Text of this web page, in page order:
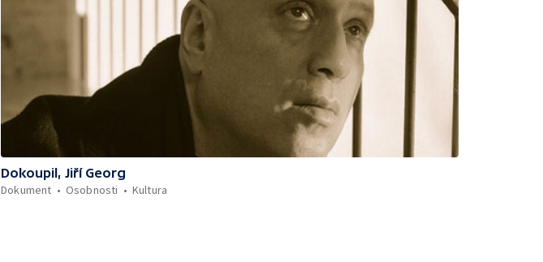
Dokoupil, Jiří Georg
Dokument
Osobnosti Kultura